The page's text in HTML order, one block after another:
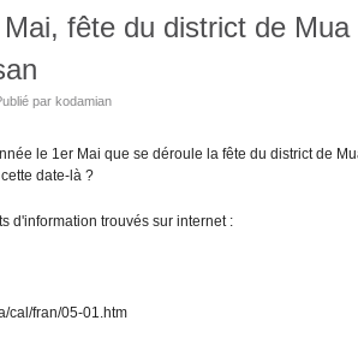
fête du district de Mua
par kodamian
le 1er Mai que se déroule la fête du district de
date-là ?
d'information trouvés sur internet :
cal/fran/05-01.htm